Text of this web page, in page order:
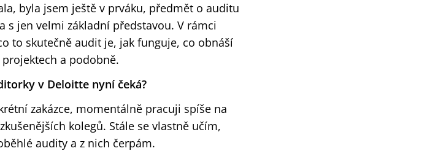
byla jsem ještě v prváku, předmět o auditu
s jen velmi základní představou. V rámci
to skutečně audit je, jak funguje, co obnáší
a podobně.
v Deloitte nyní čeká?
zakázce, momentálně pracuji spíše na
kolegů. Stále se vlastně učím,
audity a z nich čerpám.